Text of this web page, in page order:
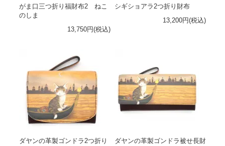
がま口三つ折り福財布2 ねこ
のしま
13,750円(税込)
シギショアラ2つ折り財布
13,200円(税込)
ダヤンの革製ゴンドラ2つ折り
ダヤンの革製ゴンドラ被せ長財